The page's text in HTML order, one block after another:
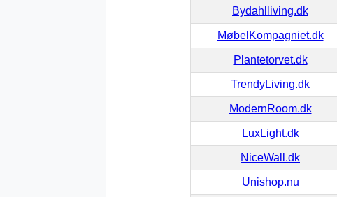
Bydahlliving.dk
MøbelKompagniet.dk
Plantetorvet.dk
TrendyLiving.dk
ModernRoom.dk
LuxLight.dk
NiceWall.dk
Unishop.nu